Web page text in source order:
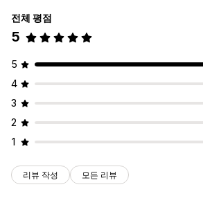
전체 평점
5
5
4
3
2
1
리뷰 작성 모든 리뷰